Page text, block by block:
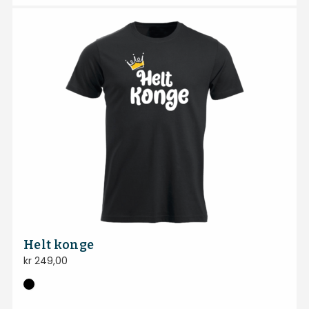
Helt konge
kr249,00